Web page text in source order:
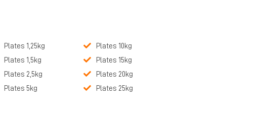
Plates 1,25kg
Plates 1,5kg
Plates 2,5kg
Plates 5kg
Plates 10kg
Plates 15kg
Plates 20kg
Plates 25kg